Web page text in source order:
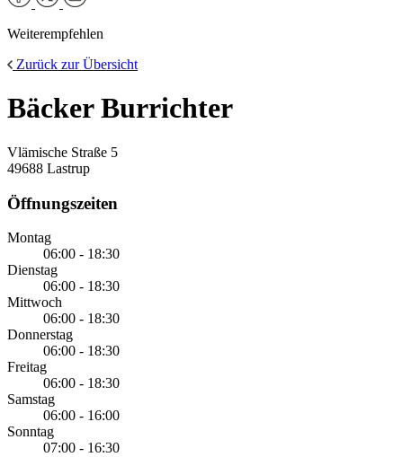
Weiterempfehlen
Zurück zur Übersicht
Bäcker Burrichter
Vlämische Straße 5
49688 Lastrup
Öffnungszeiten
Montag
06:00 - 18:30
Dienstag
06:00 - 18:30
Mittwoch
06:00 - 18:30
Donnerstag
06:00 - 18:30
Freitag
06:00 - 18:30
Samstag
06:00 - 16:00
Sonntag
07:00 - 16:30